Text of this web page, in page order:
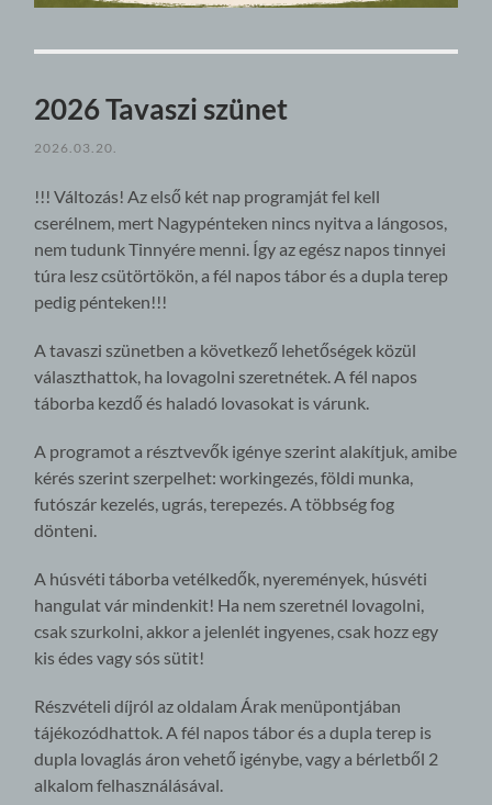
2026 Tavaszi szünet
2026.03.20.
!!! Változás! Az első két nap programját fel kell
cserélnem, mert Nagypénteken nincs nyitva a lángosos,
nem tudunk Tinnyére menni. Így az egész napos tinnyei
túra lesz csütörtökön, a fél napos tábor és a dupla terep
pedig pénteken!!!
A tavaszi szünetben a következő lehetőségek közül
választhattok, ha lovagolni szeretnétek. A fél napos
táborba kezdő és haladó lovasokat is várunk.
A programot a résztvevők igénye szerint alakítjuk, amibe
kérés szerint szerpelhet: workingezés, földi munka,
futószár kezelés, ugrás, terepezés. A többség fog
dönteni.
A húsvéti táborba vetélkedők, nyeremények, húsvéti
hangulat vár mindenkit! Ha nem szeretnél lovagolni,
csak szurkolni, akkor a jelenlét ingyenes, csak hozz egy
kis édes vagy sós sütit!
Részvételi díjról az oldalam Árak menüpontjában
tájékozódhattok. A fél napos tábor és a dupla terep is
dupla lovaglás áron vehető igénybe, vagy a bérletből 2
alkalom felhasználásával.